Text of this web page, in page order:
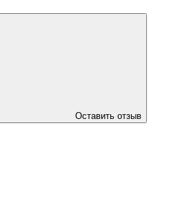
Оставить отзыв